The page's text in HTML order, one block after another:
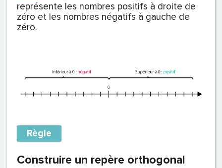
représente les nombres positifs à droite de
zéro et les nombres négatifs à gauche de
zéro.
Règle
Construire un repère orthogonal